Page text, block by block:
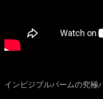
インビジブルパームの究極